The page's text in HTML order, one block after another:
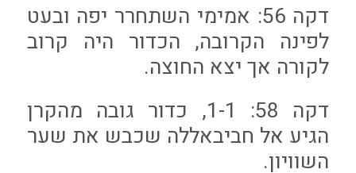
דקה 56: אמימי השתחרר יפה ובעט
לפינה הקרובה, הכדור היה קרוב
לקורה אך יצא החוצה.
דקה 58: 1-1, כדור גובה מהקרן
הגיע אל חביבאללה שכבש את שער
השוויון.